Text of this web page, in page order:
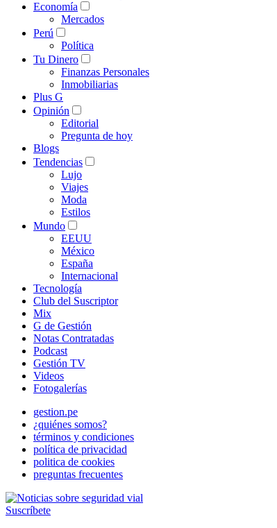
Economía
Mercados
Perú
Política
Tu Dinero
Finanzas Personales
Inmobiliarias
Plus G
Opinión
Editorial
Pregunta de hoy
Blogs
Tendencias
Lujo
Viajes
Moda
Estilos
Mundo
EEUU
México
España
Internacional
Tecnología
Club del Suscriptor
Mix
G de Gestión
Notas Contratadas
Podcast
Gestión TV
Videos
Fotogalerías
gestion.pe
¿quiénes somos?
términos y condiciones
política de privacidad
politica de cookies
preguntas frecuentes
Suscríbete